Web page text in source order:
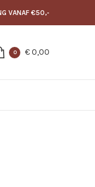
VANAF €50,-
0 €0,00